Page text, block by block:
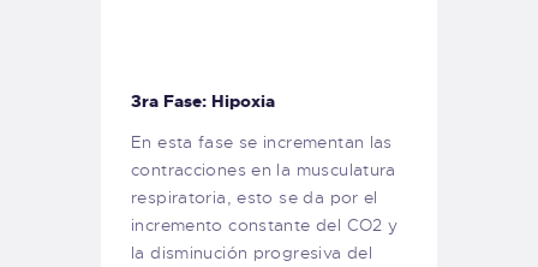
3ra Fase: Hipoxia
En esta fase se incrementan las
contracciones en la musculatura
respiratoria, esto se da por el
incremento constante del CO2 y
la disminución progresiva del